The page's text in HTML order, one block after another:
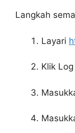
Langkah
Layari
Klik